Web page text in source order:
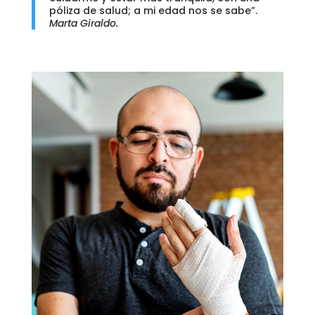
póliza de salud; a mi edad nos se sabe”.
Marta Giraldo.